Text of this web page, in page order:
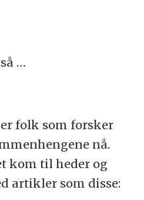
…
folk som forsker
nå.
kom til heder og
artikler som disse: